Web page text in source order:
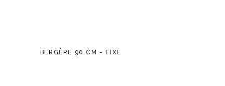
BERGÈRE 90 CM - FIXE